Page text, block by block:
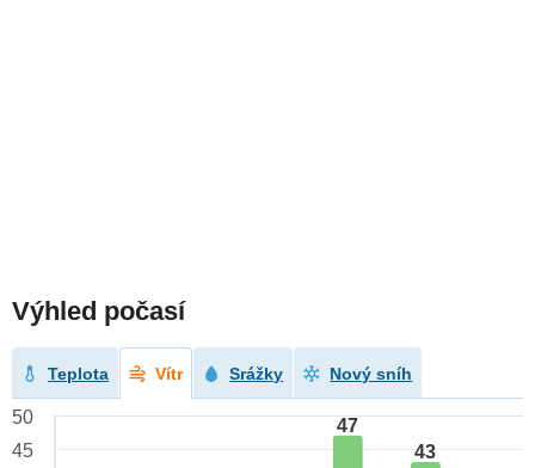
Výhled počasí
Teplota Vítr Srážky Nový sníh
47
43
50
45